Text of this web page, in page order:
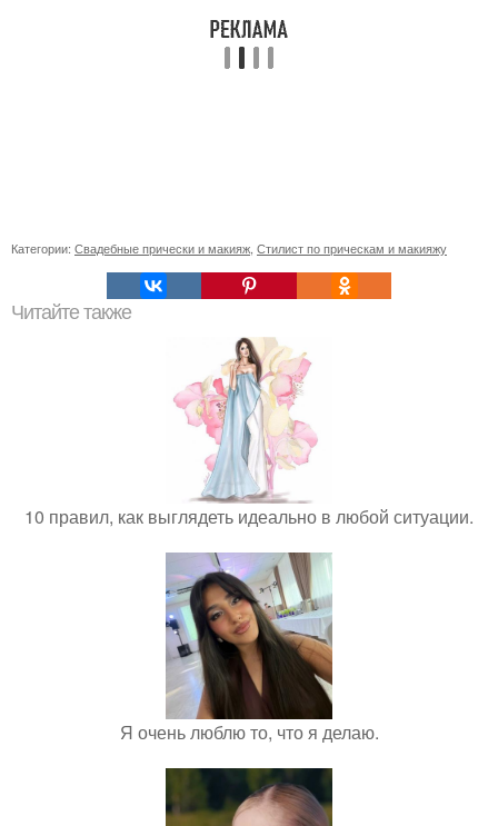
Категории: Свадебные прически и макияж Стилист по прическам и макияжу
Читайте также
10 правил, как выглядеть идеально в любой ситуации.
Я очень люблю то, что я делаю.